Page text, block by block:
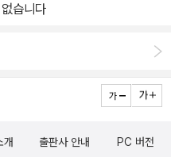
습니다
개 출판사 안내 PC 버전